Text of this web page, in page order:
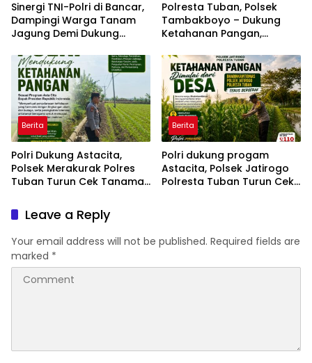
Sinergi TNI-Polri di Bancar,
Dampingi Warga Tanam
Jagung Demi Dukung
Polresta Tuban, Polsek
Tambakboyo – Dukung
Ketahanan Pangan,
Tambakboyo Patroli
Dialogis ke Lahan Jemur
Jagung Milik Warga
Berita
Polri Dukung Astacita,
Polsek Merakurak Polres
Tuban Turun Cek Tanaman
Tuwiri Wetan
Berita
Polri dukung progam
Astacita, Polsek Jatirogo
Polresta Tuban Turun Cek
Leave a Reply
Your email address will not be published. Required fields are
marked *